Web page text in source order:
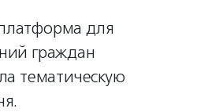
для
граждан
тематическую